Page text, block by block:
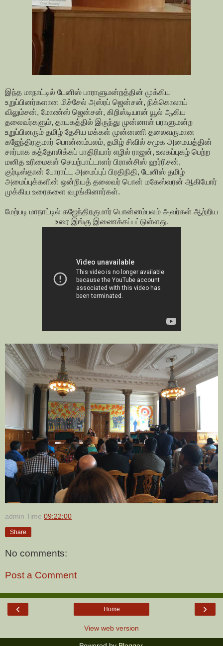
இந்த மாநாட்டில் டேனிஸ் பாராளுமன்றத்தின் முக்கிய
உறுப்பினர்களான மிச்சேல் அஸ்ரப் ஜென்சன், நிக்கொலாய்
விலும்சன், மோண்ஸ் ஜென்சன், கிறிஸ்டியான் யூல் ஆகிய
தலைவர்களும், தாயகத்தில் இருந்து முன்னாள் பராளுமன்ற
உறுப்பினரும் தமிழ் தேசிய மக்கள் முன்னணி தலைவருமான
கஜேந்திரகுமார் பொன்னம்பலம், தமிழ் சிவில் சமூக அமையத்தின்
சார்பாக கத்தோலிக்கப் பாதிரியார் எழில் ராஜன், உலகப்புகழ் பெற்ற
மனித உரிமைகள் செயற்பாட்டாளர் பிரான்சிஸ் ஹர்ரிசன்,
குர்டிஸ்தான் போராட்ட அமைப்புப் பிரதிநிதி, டேனிஸ் தமிழ்
அமைப்புக்களின் ஒன்றியத் தலைவர் பொன் மகேஸ்வரன் ஆகியோர்
முக்கிய உரைகளை வழங்கினார்கள்.
மேற்படி மாநாட்டில் கஜேந்திரகுமார் பொன்னம்பலம் அவர்கள் ஆற்றிய
உரை இங்கு இணைக்கப்பட்டுள்ளது.
admin Time 09:22:00
Share
No comments:
Post a Comment
‹ ›
Home
View web version